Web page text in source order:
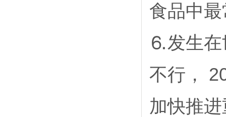
食品中
⒍发生在
不行，
加快推